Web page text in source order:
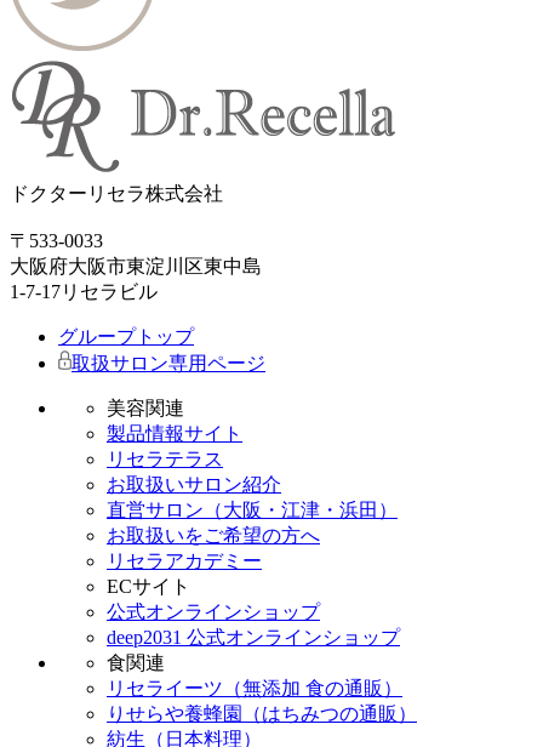
ドクターリセラ株式会社
〒533-0033
大阪府大阪市東淀川区東中島
1-7-17リセラビル
グループトップ
取扱サロン専用ページ
美容関連
製品情報サイト
リセラテラス
お取扱いサロン紹介
直営サロン（大阪・江津・浜田）
お取扱いをご希望の方へ
リセラアカデミー
ECサイト
公式オンラインショップ
deep2031 公式オンラインショップ
食関連
リセライーツ（無添加 食の通販）
りせらや養蜂園（はちみつの通販）
紡生（日本料理）